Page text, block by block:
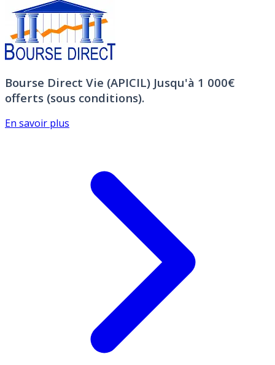
Bourse Direct Vie (APICIL) Jusqu'à 1 000€
offerts (sous conditions).
En savoir plus